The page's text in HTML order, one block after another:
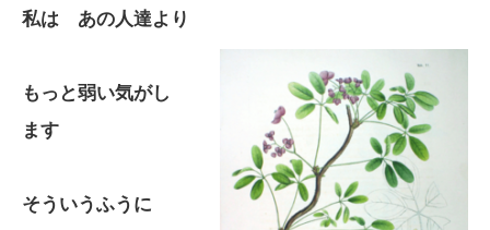
私は あの人達より
もっと弱い気がし
ます
そういうふうに